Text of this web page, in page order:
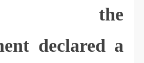
the
declared a